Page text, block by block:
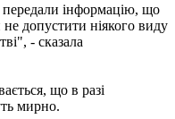
інформацію, що
допустити ніякого виду
- сказала
що в разі
мирно.